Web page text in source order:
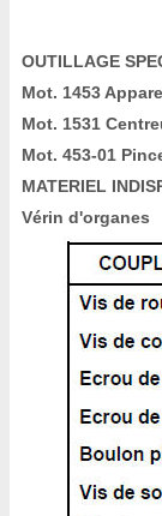
OUTILLAGE
Mot. 1453
Mot. 1531
Mot. 453-01
MATERIEL
Vérin d'organes